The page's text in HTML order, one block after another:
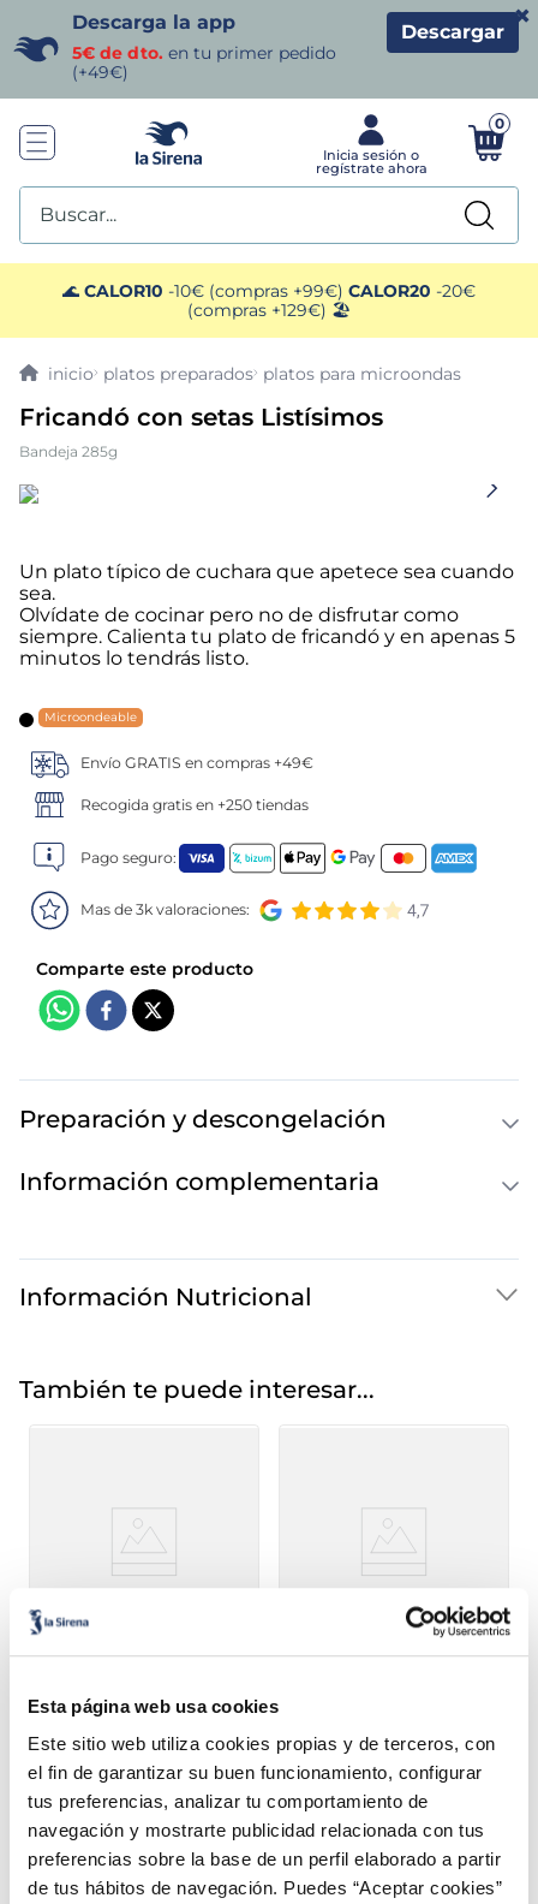
Esta página web usa cookies
Este sitio web utiliza cookies propias y de terceros, con
el fin de garantizar su buen funcionamiento, configurar
tus preferencias, analizar tu comportamiento de
navegación y mostrarte publicidad relacionada con tus
preferencias sobre la base de un perfil elaborado a partir
de tus hábitos de navegación. Puedes “Aceptar cookies”
Descarga la app
5€ de dto. en tu primer pedido
(+49€)
Descargar
×
0
Buscar...
🌊 CALOR10 -10€ (compras +99€) CALOR20 -20€
(compras +129€) 🏖️
platos preparados platos para microondas
Fricandó con setas Listísimos
Bandeja 285g
Un plato típico de cuchara que apetece sea cuando
sea.
Olvídate de cocinar pero no de disfrutar como
siempre. Calienta tu plato de fricandó y en apenas 5
minutos lo tendrás listo.
Microondeable
Envío GRATIS en compras +49€
Recogida gratis en +250 tiendas
Pago seguro:
Mas de 3k valoraciones:
Preparación y descongelación
Información complementaria
Información Nutricional
También te puede interesar...
Añadir Añadir
TÉRMINOS MÁS BUSCADOS
1. helados sirena
gambas
3. patatas
5. verduras
6. croquetas
8. gambon
. sushi
10. listísimos